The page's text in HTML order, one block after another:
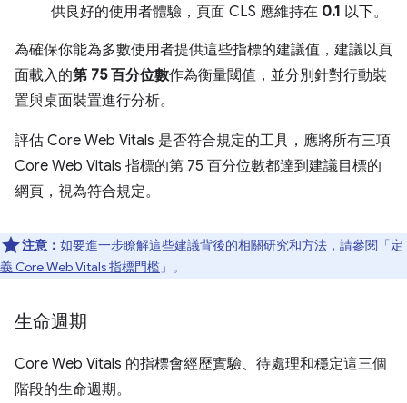
供良好的使用者體驗，頁面 CLS 應維持在 0.1 以下。
為確保你能為多數使用者提供這些指標的建議值，建議以頁
面載入的第 75 百分位數作為衡量閾值，並分別針對行動裝
置與桌面裝置進行分析。
評估 Core Web Vitals 是否符合規定的工具，應將所有三項
Core Web Vitals 指標的第 75 百分位數都達到建議目標的
網頁，視為符合規定。
注意： 如要進一步瞭解這些建議背後的相關研究和方法，請參閱「 定
義 Core Web Vitals 指標門檻 」。
生命週期
Core Web Vitals 的指標會經歷實驗、待處理和穩定這三個
階段的生命週期。